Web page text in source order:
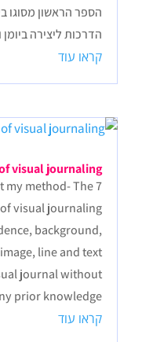
הספר הראשון מסוגו
הדרכות ליצירה
קראו עוד
visual journaling
my method- The 7
visual journaling:
background,
line and text.
journal without
prior knowledge.
קראו עוד